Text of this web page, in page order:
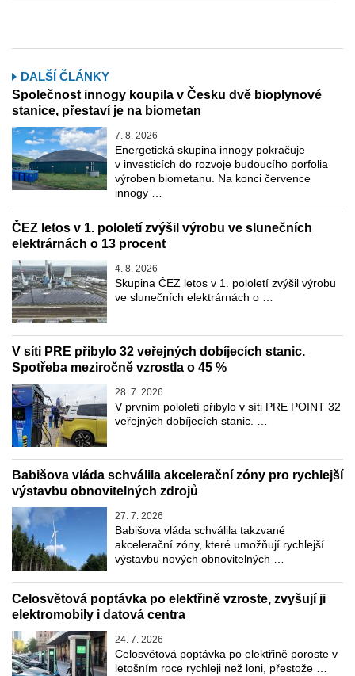
DALŠÍ ČLÁNKY
Společnost innogy koupila v Česku dvě bioplynové
stanice, přestaví je na biometan
7. 8. 2026
Energetická skupina innogy pokračuje
v investicích do rozvoje budoucího porfolia
výroben biometanu. Na konci července
innogy …
ČEZ letos v 1. pololetí zvýšil výrobu ve slunečních
elektrárnách o 13 procent
4. 8. 2026
Skupina ČEZ letos v 1. pololetí zvýšil výrobu
ve slunečních elektrárnách o …
V síti PRE přibylo 32 veřejných dobíjecích stanic.
Spotřeba meziročně vzrostla o 45 %
28. 7. 2026
V prvním pololetí přibylo v síti PRE POINT 32
veřejných dobíjecích stanic. …
Babišova vláda schválila akcelerační zóny pro rychlejší
výstavbu obnovitelných zdrojů
27. 7. 2026
Babišova vláda schválila takzvané
akcelerační zóny, které umožňují rychlejší
výstavbu nových obnovitelných …
Celosvětová poptávka po elektřině vzroste, zvyšují ji
elektromobily i datová centra
24. 7. 2026
Celosvětová poptávka po elektřině poroste v
letošním roce rychleji než loni, přestože …